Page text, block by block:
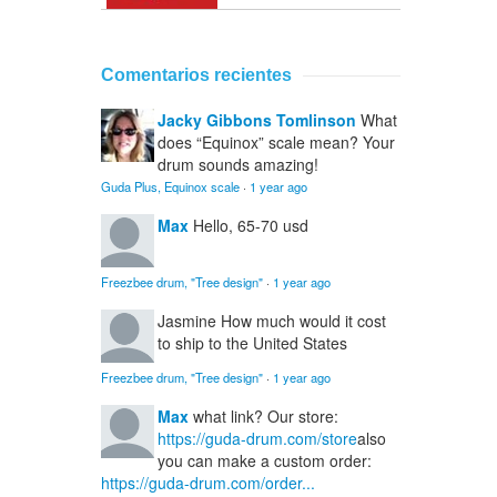
Comentarios recientes
Jacky Gibbons Tomlinson What
does “Equinox” scale mean? Your
drum sounds amazing!
Guda Plus, Equinox scale · 1 year ago
Max Hello, 65-70 usd
Freezbee drum, "Tree design" · 1 year ago
Jasmine How much would it cost
to ship to the United States
Freezbee drum, "Tree design" · 1 year ago
Max what link? Our store:
https://guda-drum.com/storealso
you can make a custom order:
https://guda-drum.com/order...